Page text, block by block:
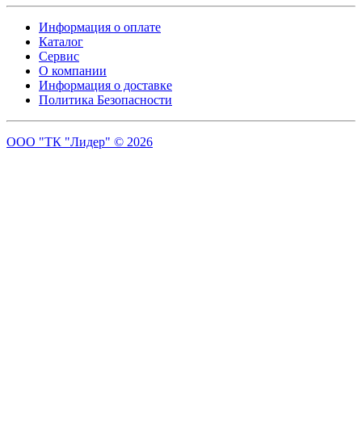
Информация о оплате
Каталог
Сервис
О компании
Информация о доставке
Политика Безопасности
ООО "ТК "Лидер" © 2026